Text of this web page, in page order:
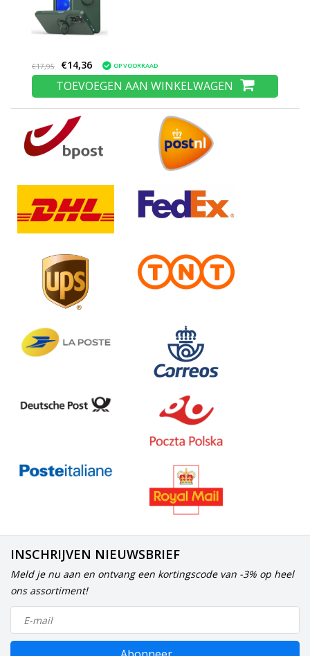
€17,95 €14,36 OP VOORRAAD
TOEVOEGEN AAN WINKELWAGEN
INSCHRIJVEN NIEUWSBRIEF
Meld je nu aan en ontvang een kortingscode van -3% op heel
ons assortiment!